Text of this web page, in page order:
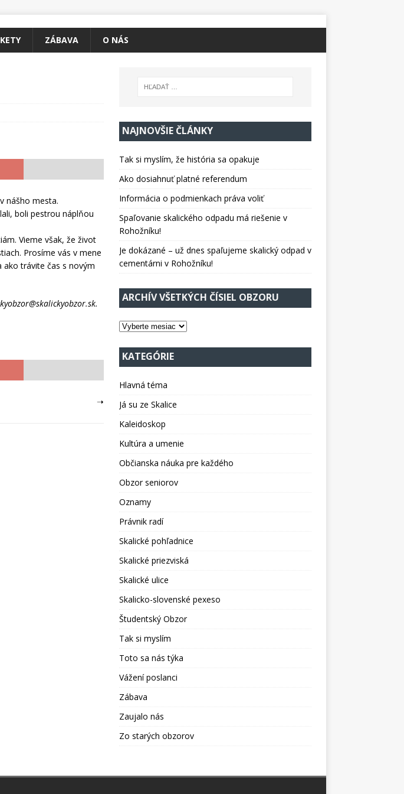
ZÁBAVA O NÁS
nášho mesta.
boli pestrou náplňou
Vieme však, že život
Prosíme vás v mene
trávite čas s novým
➝
NAJNOVŠIE ČLÁNKY
Tak si myslím, že história sa opakuje
Ako dosiahnuť platné referendum
Informácia o podmienkach práva voliť
Spaľovanie skalického odpadu má riešenie v
Rohožníku!
Je dokázané – už dnes spaľujeme skalický odpad v
cementárni v Rohožníku!
ARCHÍV VŠETKÝCH ČÍSIEL OBZORU
KATEGÓRIE
Hlavná téma
Já su ze Skalice
Kaleidoskop
Kultúra a umenie
Občianska náuka pre každého
Obzor seniorov
Oznamy
Právnik radí
Skalické pohľadnice
Skalické priezviská
Skalické ulice
Skalicko-slovenské pexeso
Študentský Obzor
Tak si myslím
Toto sa nás týka
Vážení poslanci
Zábava
Zaujalo nás
Zo starých obzorov